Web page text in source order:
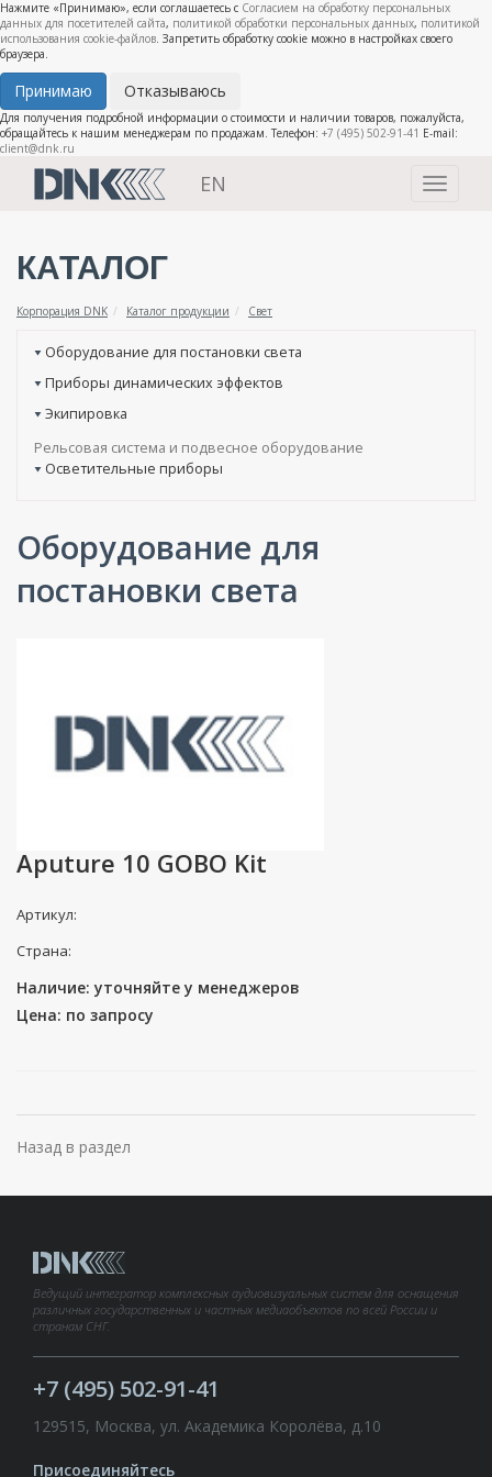
Нажмите «Принимаю», если соглашаетесь с Согласием на обработку персональных
данных для посетителей сайта, политикой обработки персональных данных, политикой
использования cookie-файлов. Запретить обработку cookie можно в настройках своего
браузера.
Принимаю Отказываюсь
Для получения подробной информации о стоимости и наличии товаров, пожалуйста,
обращайтесь к нашим менеджерам по продажам. Телефон: +7 (495) 502-91-41 E-mail:
client@dnk.ru
Toggle
EN
КАТАЛОГ
Корпорация DNK Каталог продукции Свет
Оборудование для постановки света
Приборы динамических эффектов
Экипировка
Рельсовая система и подвесное оборудование
Осветительные приборы
Оборудование для
постановки света
Aputure 10 GOBO Kit
Артикул:
Страна:
Наличие: уточняйте у менеджеров
Цена: по запросу
Назад в раздел
Ведущий интегратор комплексных аудиовизуальных систем для оснащения
различных государственных и частных медиаобъектов по всей России и
странам СНГ.
+7 (495) 502-91-41
129515, Москва, ул. Академика Королёва, д.10
Присоединяйтесь